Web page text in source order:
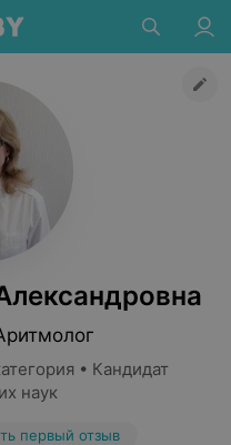
• Кандидат
наук
первый отзыв